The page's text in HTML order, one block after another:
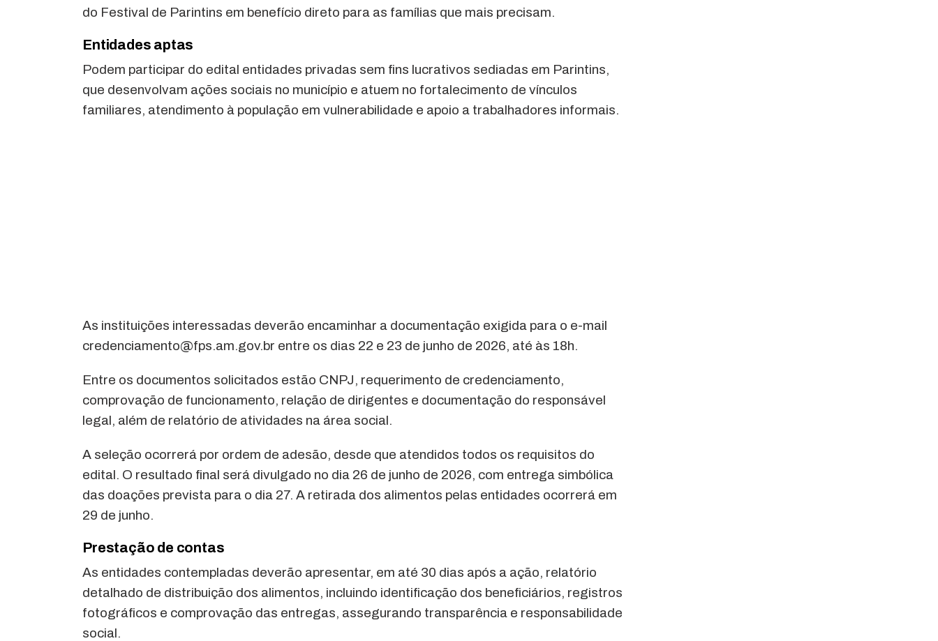
do Festival de Parintins em benefício direto para as famílias que mais precisam.
Entidades aptas
Podem participar do edital entidades privadas sem fins lucrativos sediadas em Parintins,
que desenvolvam ações sociais no município e atuem no fortalecimento de vínculos
familiares, atendimento à população em vulnerabilidade e apoio a trabalhadores informais.
As instituições interessadas deverão encaminhar a documentação exigida para o e-mail
credenciamento@fps.am.gov.br entre os dias 22 e 23 de junho de 2026, até às 18h.
Entre os documentos solicitados estão CNPJ, requerimento de credenciamento,
comprovação de funcionamento, relação de dirigentes e documentação do responsável
legal, além de relatório de atividades na área social.
A seleção ocorrerá por ordem de adesão, desde que atendidos todos os requisitos do
edital. O resultado final será divulgado no dia 26 de junho de 2026, com entrega simbólica
das doações prevista para o dia 27. A retirada dos alimentos pelas entidades ocorrerá em
29 de junho.
Prestação de contas
As entidades contempladas deverão apresentar, em até 30 dias após a ação, relatório
detalhado de distribuição dos alimentos, incluindo identificação dos beneficiários, registros
fotográficos e comprovação das entregas, assegurando transparência e responsabilidade
social.